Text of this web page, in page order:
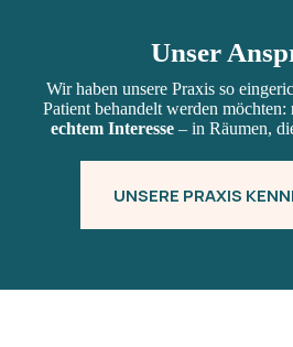
Unser
Wir haben unsere Praxis so
Patient behandelt werden möchten:
echtem Interesse– in Räumen,
UNSERE PRAXIS